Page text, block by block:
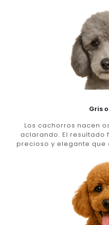
Gris
Los cachorros nacen
aclarando. El resultado
precioso y elegante que